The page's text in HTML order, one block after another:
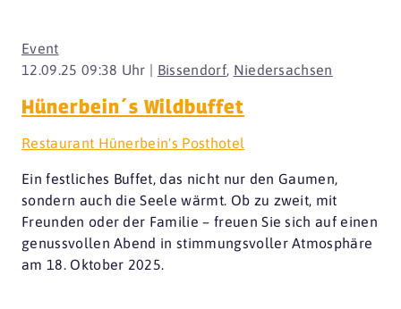
12.09.25 09:38 Uhr | Bissendorf, Niedersachsen
Event
Hünerbein´s Wildbuffet
Restaurant Hünerbein's Posthotel
Ein festliches Buffet, das nicht nur den Gaumen,
sondern auch die Seele wärmt. Ob zu zweit, mit
Freunden oder der Familie – freuen Sie sich auf einen
genussvollen Abend in stimmungsvoller Atmosphäre
am 18. Oktober 2025.